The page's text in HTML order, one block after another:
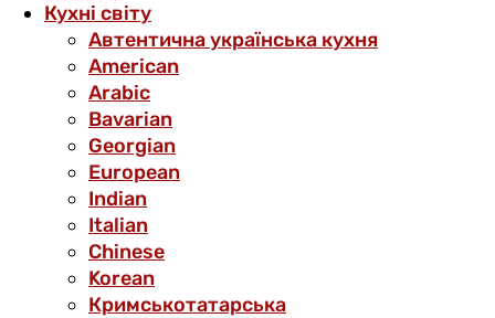
Кухні світу
Автентична українська кухня
American
Arabic
Bavarian
Georgian
European
Indian
Italian
Chinese
Korean
Кримськотатарська